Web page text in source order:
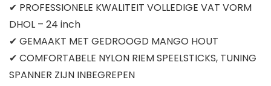
✔ PROFESSIONELE KWALITEIT VOLLEDIGE VAT VORM
DHOL – 24 inch
✔ GEMAAKT MET GEDROOGD MANGO HOUT
✔ COMFORTABELE NYLON RIEM SPEELSTICKS, TUNING
SPANNER ZIJN INBEGREPEN